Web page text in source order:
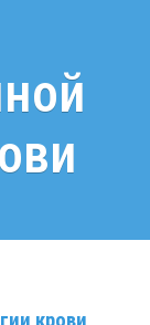
крови